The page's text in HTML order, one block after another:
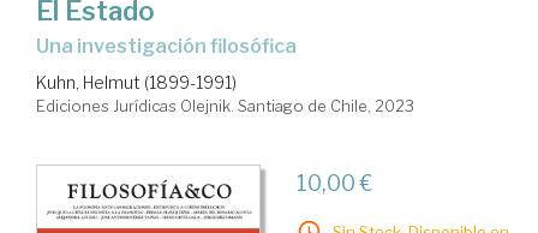
El Estado
una investigación filosófica
Kuhn, Helmut (1899-1991)
Ediciones Jurídicas Olejnik. Santiago de Chile, 2023
10,00 €